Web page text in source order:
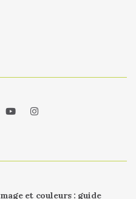
et couleurs : guide